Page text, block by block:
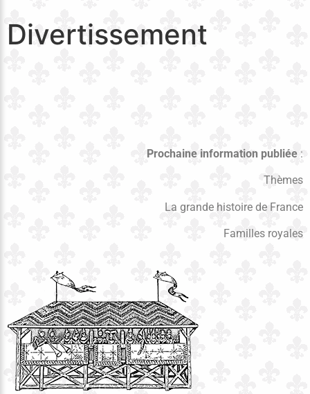
Divertissement
Prochaine information publiée :
Thèmes
La grande histoire de France
Familles royales